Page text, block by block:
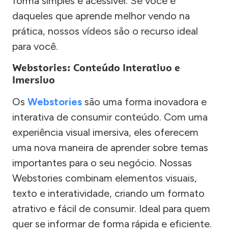
daqueles que aprende melhor vendo na
prática, nossos vídeos são o recurso ideal
para você.
Webstories: Conteúdo Interativo e
Imersivo
Os Webstories são uma forma inovadora e
interativa de consumir conteúdo. Com uma
experiência visual imersiva, eles oferecem
uma nova maneira de aprender sobre temas
importantes para o seu negócio. Nossas
Webstories combinam elementos visuais,
texto e interatividade, criando um formato
atrativo e fácil de consumir. Ideal para quem
quer se informar de forma rápida e eficiente.